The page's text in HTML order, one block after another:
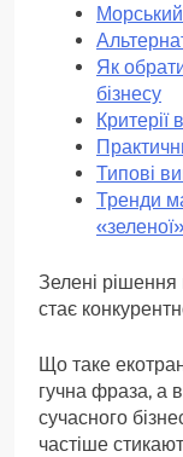
Як
бізнесу
Критерії
Типові
Тренди
Зелені рішення
стає
Що таке
гучна фраза, а
сучасного
частіше